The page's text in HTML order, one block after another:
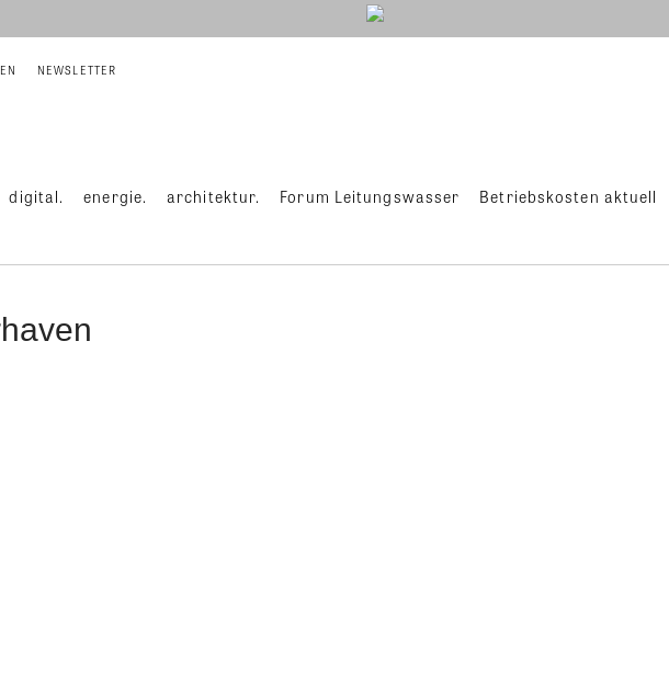
NEWSLETTER
digital. energie. architektur. Forum Leitungswasser Betriebskosten aktuell